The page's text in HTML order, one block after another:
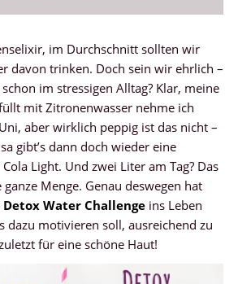
im Durchschnitt sollten wir
davon trinken. Doch sein wir ehrlich –
im stressigen Alltag? Klar, meine
mit Zitronenwasser nehme ich
aber wirklich peppig ist das nicht –
gibt’s dann doch wieder eine
Light. Und zwei Liter am Tag? Das
Menge. Genau deswegen hat
Detox Water Challenge ins Leben
dazu motivieren soll, ausreichend zu
für eine schöne Haut!